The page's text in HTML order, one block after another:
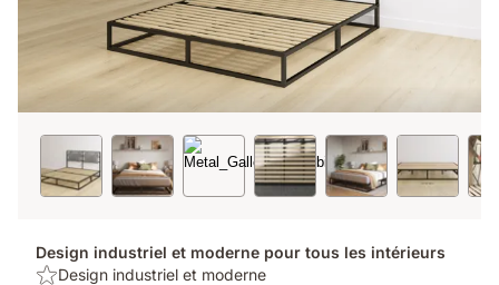
Design industriel et moderne pour tous les intérieurs
USP/Benefit:
Design industriel et moderne